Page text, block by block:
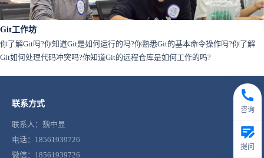
Git工作坊
你了解Git吗?你知道Git是如何运行的吗?你熟悉Git的基本命令操作吗?你了解
Git如何处理代码冲突吗?你知道Git的远程仓库是如何工作的吗?
联系方式
联系人：魏中显
电话：18561939726
微信：18561939726
咨询
提问